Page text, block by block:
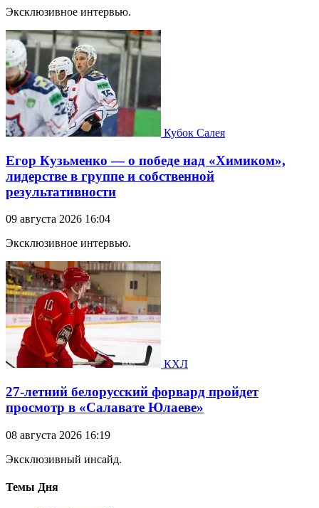
Эксклюзивное интервью.
Кубок Салея
Егор Кузьменко — о победе над «Химиком»,
лидерстве в группе и собственной
результативности
09 августа 2026 16:04
Эксклюзивное интервью.
КХЛ
27-летний белорусский форвард пройдет
просмотр в «Салавате Юлаеве»
08 августа 2026 16:19
Эксклюзивный инсайд.
Темы Дня